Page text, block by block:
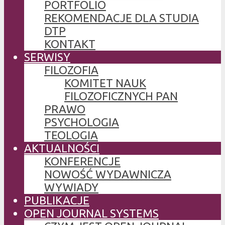
PORTFOLIO
REKOMENDACJE DLA STUDIA
DTP
KONTAKT
SERWISY
FILOZOFIA
KOMITET NAUK
FILOZOFICZNYCH PAN
PRAWO
PSYCHOLOGIA
TEOLOGIA
AKTUALNOŚCI
KONFERENCJE
NOWOŚĆ WYDAWNICZA
WYWIADY
PUBLIKACJE
OPEN JOURNAL SYSTEMS